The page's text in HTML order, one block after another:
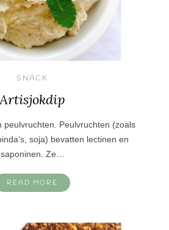
SNACK
Artisjokdip
peulvruchten. Peulvruchten (zoals
soja) bevatten lectinen en
saponinen. Ze…
READ MORE